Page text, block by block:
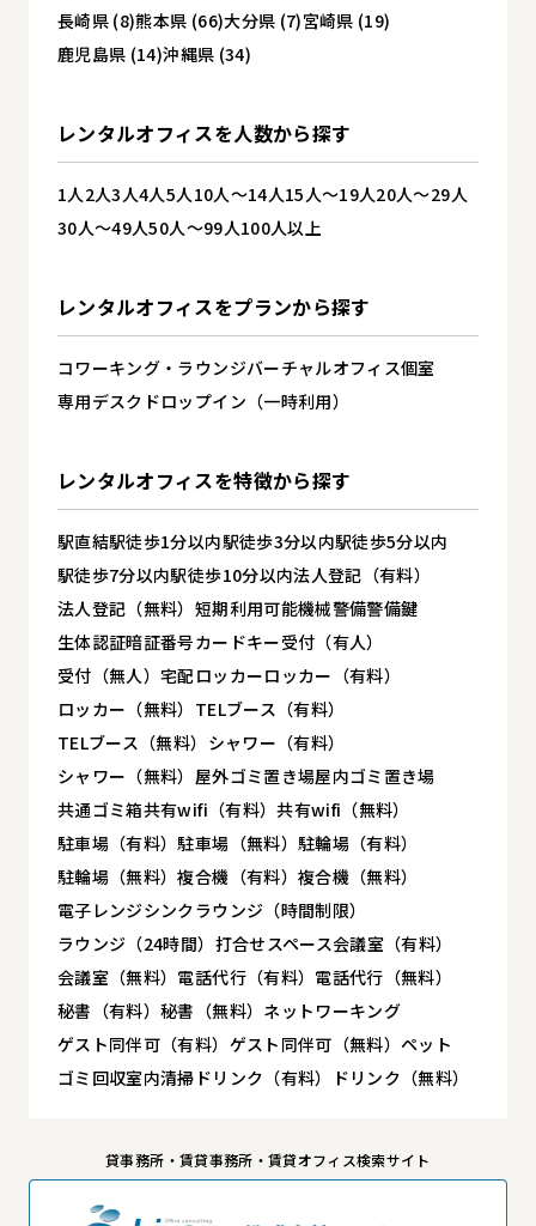
長崎県 (8)熊本県 (66)大分県 (7)宮崎県 (19)
鹿児島県 (14)沖縄県 (34)
レンタルオフィスを人数から探す
1人 2人3人4人5人 10人～14人15人～19人20人～29人
30人～49人50人～99人100人以上
レンタルオフィスをプランから探す
コワーキング・ラウンジバーチャルオフィス個室
専用デスク ドロップイン（一時利用）
レンタルオフィスを特徴から探す
駅直結駅徒歩1分以内駅徒歩3分以内駅徒歩5分以内
駅徒歩7分以内駅徒歩10分以内法人登記（有料）
法人登記（無料） 短期利用可能機械警備警備鍵
生体認証暗証番号カードキー受付（有人）
受付（無人）宅配ロッカーロッカー（有料）
ロッカー（無料） TELブース（有料）
TELブース（無料） シャワー（有料）
シャワー（無料） 屋外ゴミ置き場屋内ゴミ置き場
共通ゴミ箱共有wifi（有料）共有wifi（無料）
駐車場（有料）駐車場（無料） 駐輪場（有料）
駐輪場（無料）複合機（有料） 複合機（無料）
電子レンジシンクラウンジ（時間制限）
ラウンジ（24時間） 打合せスペース会議室（有料）
会議室（無料） 電話代行（有料） 電話代行（無料）
秘書（有料）秘書（無料） ネットワーキング
ゲスト同伴可（有料） ゲスト同伴可（無料）ペット
ゴミ回収室内清掃 ドリンク（有料） ドリンク（無料）
貸事務所・賃貸事務所・賃貸オフィス検索サイト